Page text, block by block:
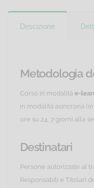
Descizione
Metodologia
Corso in modalità e-
in modalità asincrona
ore su 24, 7 giorni alla
Destinatari
Persone autorizzate al
Responsabili e Titolari